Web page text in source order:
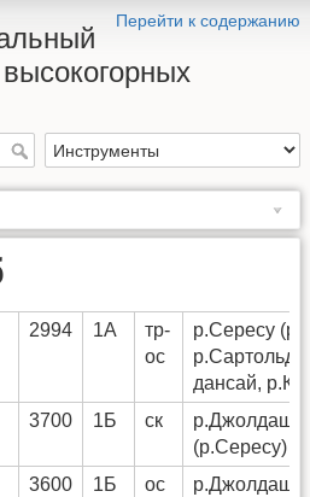
Перейти к содержанию
2994 1А
тр-
ос
р.Сересу
дансай,
3700 1Б ск
р.Джолдаш -
(р.Сересу)
3600 1Б ос
р.Джолдаш -